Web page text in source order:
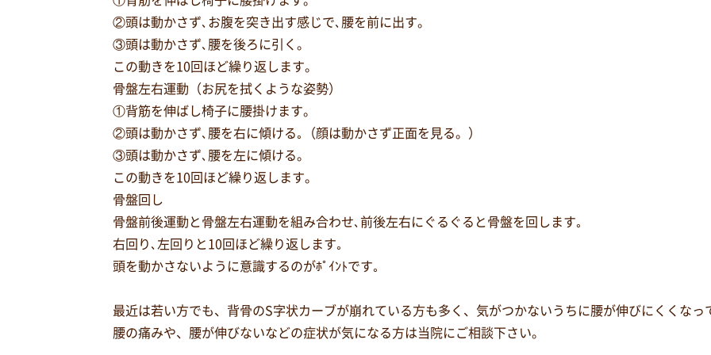
②頭は動かさず､お腹を突き出す感じで､腰を前に出す。
③頭は動かさず､腰を後ろに引く。
この動きを10回ほど繰り返します。
骨盤左右運動（お尻を拭くような姿勢）
①背筋を伸ばし椅子に腰掛けます。
②頭は動かさず､腰を右に傾ける｡（顔は動かさず正面を見る。）
③頭は動かさず､腰を左に傾ける。
この動きを10回ほど繰り返します。
骨盤回し
骨盤前後運動と骨盤左右運動を組み合わせ､前後左右にぐるぐると骨盤を回します｡
右回り､左回りと10回ほど繰り返します｡
頭を動かさないように意識するのがﾎﾟｲﾝﾄです｡
最近は若い方でも、背骨のS字状カーブが崩れている方も多く、気がつかないうちに腰が伸びにくくなっ
腰の痛みや、腰が伸びないなどの症状が気になる方は当院にご相談下さい。